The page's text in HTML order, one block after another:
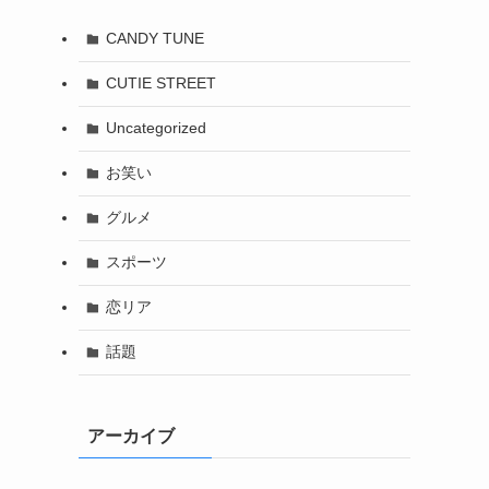
CANDY TUNE
CUTIE STREET
Uncategorized
お笑い
グルメ
スポーツ
恋リア
話題
アーカイブ